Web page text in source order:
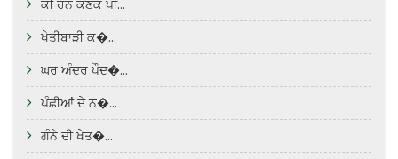
ਕੀ ਹਨ ਕਣਕ ਪੀ...
ਖੇਤੀਬਾੜੀ ਕ�...
ਘਰ ਅੰਦਰ ਪੌਦ�...
ਪੰਛੀਆਂ ਦੇ ਨ�...
ਗੰਨੇ ਦੀ ਖੇਤ�...